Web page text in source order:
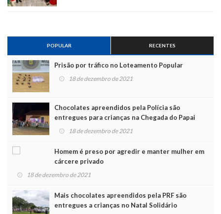
POPULAR RECENTES
Prisão por tráfico no Loteamento Popular
18 de dezembro de 2021
Chocolates apreendidos pela Polícia são
entregues para crianças na Chegada do Papai
Noel 18 de dezembro de 2021
Homem é preso por agredir e manter mulher em
cárcere privado
18 de dezembro de 2021
Mais chocolates apreendidos pela PRF são
entregues a crianças no Natal Solidário